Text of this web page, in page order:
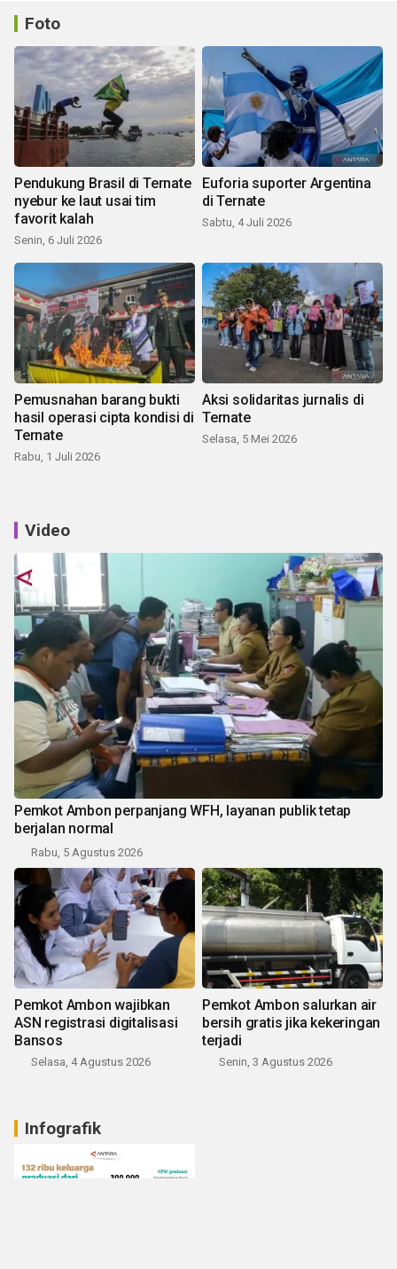
Foto
Pendukung Brasil di Ternate
nyebur ke laut usai tim
favorit kalah
Senin, 6 Juli 2026
Euforia suporter Argentina
di Ternate
Sabtu, 4 Juli 2026
Pemusnahan barang bukti
hasil operasi cipta kondisi di
Ternate
Rabu, 1 Juli 2026
Aksi solidaritas jurnalis di
Ternate
Selasa, 5 Mei 2026
Video
Pemkot Ambon perpanjang WFH, layanan publik tetap
berjalan normal
Rabu, 5 Agustus 2026
Pemkot Ambon wajibkan
ASN registrasi digitalisasi
Bansos
Selasa, 4 Agustus 2026
Pemkot Ambon salurkan air
bersih gratis jika kekeringan
terjadi
Senin, 3 Agustus 2026
Infografik